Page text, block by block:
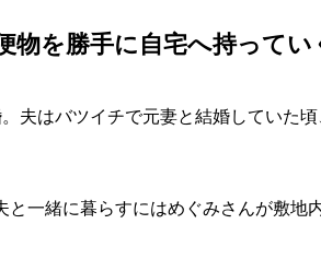
物を勝手に自宅へ持ってい
夫はバツイチで元妻と結婚していた
一緒に暮らすにはめぐみさんが敷地